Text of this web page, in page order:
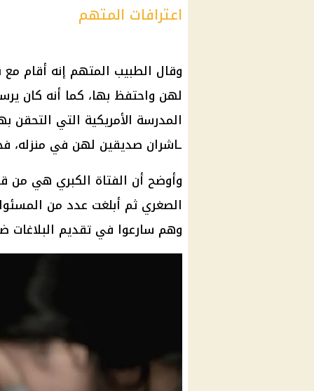
اعترافات المتهم
وقال الطبيب المتهم إنه أقام
لهن واحتفظ بها، كما أنه كان
المدرسة الأمريكية التي
ـاشران صديقين لهن في منزله،
وأوضح أن الفتاة الكبري هي من
الصغري ثم أبلغت عدد من
وهم سارعوا في تقديم البلاغات